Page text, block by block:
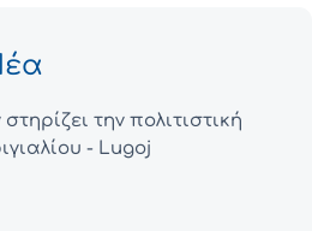
την πολιτιστική
- Lugoj